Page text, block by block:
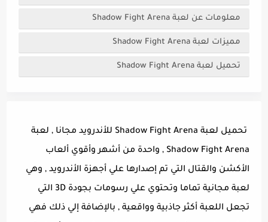
معلومات عن لعبة Shadow Fight Arena
مميزات لعبة Shadow Fight Arena
تحميل لعبة Shadow Fight Arena
تحميل لعبة Shadow Fight Arena للأندرويد مجانا , لعبة
Shadow Fight Arena , واحدة من أشهر وأقوي ألعاب
الأكشن والقتال التي تم إصدارها علي أجهزة الأندرويد , وهي
لعبة مجانية تماما وتحتوي علي رسومات بجودة 3D التي
تجعل اللعبة أكثر جاذبية وواقعية , بالإضافة إلي ذلك فهي